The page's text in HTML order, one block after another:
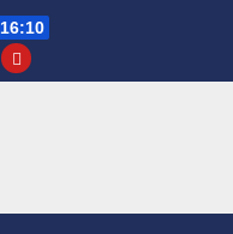
16:10